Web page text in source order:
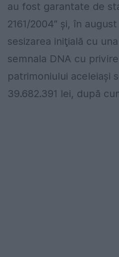
au fost garantate de
2161/2004” şi, în
sesizarea iniţială cu
semnala DNA cu
patrimoniului aceleiaşi
39.682.391 lei, după